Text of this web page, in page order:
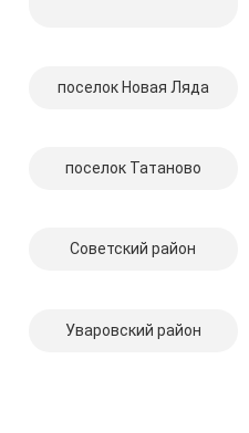
поселок Новая Ляда
поселок Татаново
Советский район
Уваровский район